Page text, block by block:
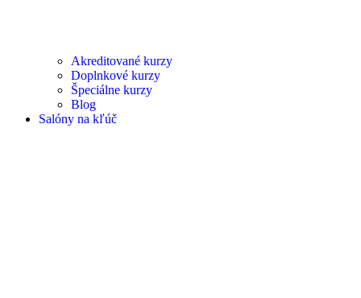
Akreditované kurzy
Doplnkové kurzy
Špeciálne kurzy
Blog
Salóny na kľúč